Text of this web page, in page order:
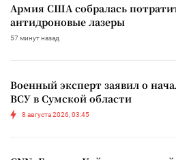
Армия США собралась
антидроновые лазеры
57 минут назад
Военный эксперт заявил о
ВСУ в Сумской области
8 августа 2026, 03:45